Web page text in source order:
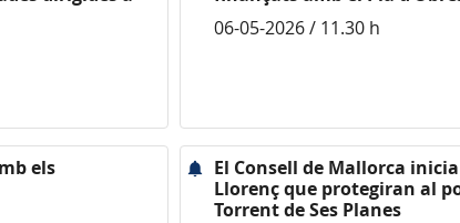
06-05-2026 / 11.30 h
els
El Consell de Mallorca
Llorenç que protegiran al
Torrent de Ses Planes